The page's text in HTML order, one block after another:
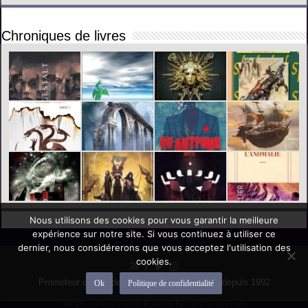
Chroniques de livres
Promoteur officiel des mondes de l'imaginaire depuis 1992
Nous utilisons des cookies pour vous garantir la meilleure
expérience sur notre site. Si vous continuez à utiliser ce
dernier, nous considérerons que vous acceptez l'utilisation des
cookies.
Ok Politique de confidentialité